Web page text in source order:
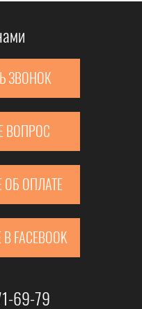
ЗВОНОК
ВОПРОС
ОПЛАТЕ
69-79